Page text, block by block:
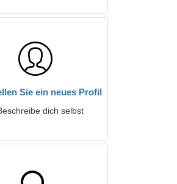
Sie ein neues Profil
dich selbst